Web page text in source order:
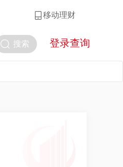
移动理财
搜索 登录查询